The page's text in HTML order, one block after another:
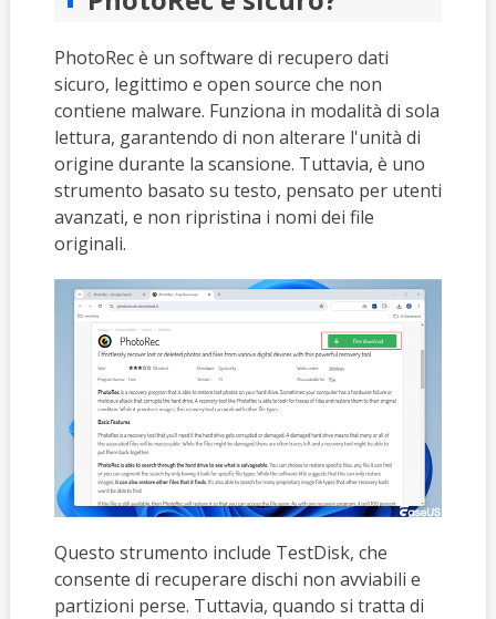
PhotoRec è un software di recupero dati
sicuro, legittimo e open source che non
contiene malware. Funziona in modalità di sola
lettura, garantendo di non alterare l'unità di
origine durante la scansione. Tuttavia, è uno
strumento basato su testo, pensato per utenti
avanzati, e non ripristina i nomi dei file
originali.
Questo strumento include TestDisk, che
consente di recuperare dischi non avviabili e
partizioni perse. Tuttavia, quando si tratta di